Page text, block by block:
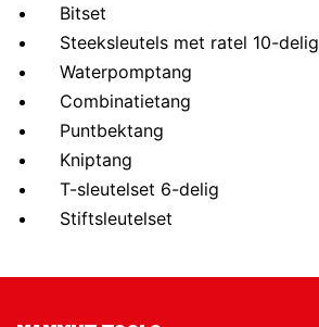
Bitset
Steeksleutels met ratel 10-delig
Waterpomptang
Combinatietang
Puntbektang
Kniptang
T-sleutelset 6-delig
Stiftsleutelset